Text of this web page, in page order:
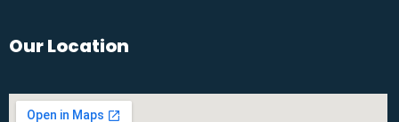
Our Location